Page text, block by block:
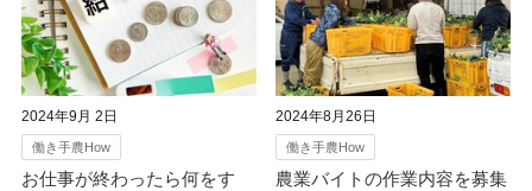
2024年9月 2日
働き手農How
お仕事が終わったら何をす
2024年8月26日
働き手農How
農業バイトの作業内容を募集